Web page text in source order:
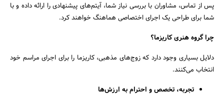
پس از تماس، مشاوران با بررسی نیاز شما، آیتم‌های پیشنهادی را ارائه داده و با
شما برای طراحی یک اجرای اختصاصی هماهنگ خواهند کرد.
چرا گروه هنری کاریزما؟
دلایل بسیاری وجود دارد که زوج‌های مذهبی، کاریزما را برای اجرای مراسم خود
انتخاب می‌کنند.
تجربه، تخصص و احترام به ارزش‌ها